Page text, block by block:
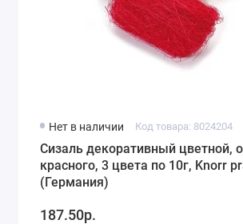
Нет в наличии Код товара: 8024204
Сизаль декоративный цветной,
красного, 3 цвета по 10г, Knorr
(Германия)
187.50р.